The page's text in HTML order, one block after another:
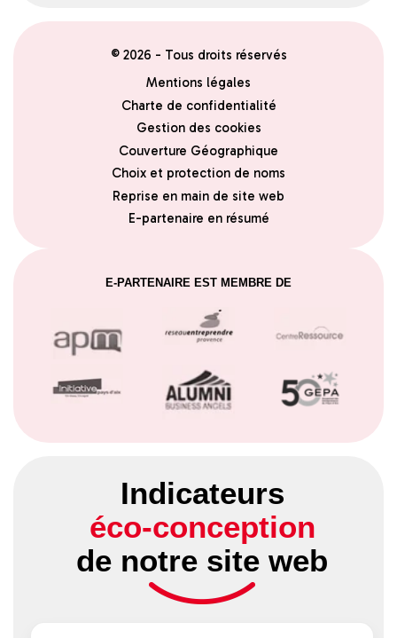
© 2026 - Tous droits réservés
Mentions légales
Charte de confidentialité
Gestion des cookies
Couverture Géographique
Choix et protection de noms
Reprise en main de site web
E-partenaire en résumé
E-PARTENAIRE EST MEMBRE DE
Indicateurs
éco-conception
de notre site web